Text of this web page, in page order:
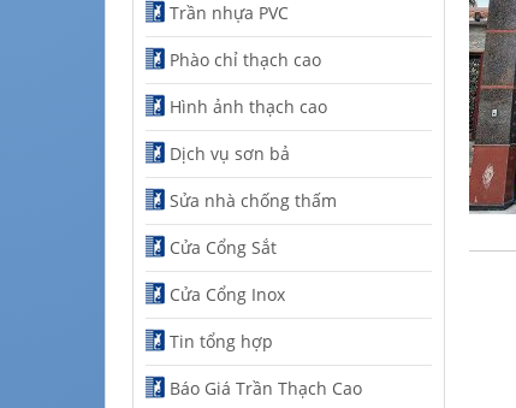
Trần nhựa PVC
Phào chỉ thạch cao
Hình ảnh thạch cao
Dịch vụ sơn bả
Sửa nhà chống thấm
Cửa Cổng Sắt
Cửa Cổng Inox
Tin tổng hợp
Báo Giá Trần Thạch Cao